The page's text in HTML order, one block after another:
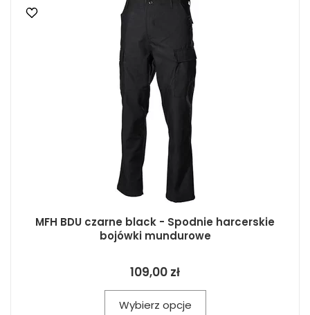
MFH BDU czarne black - Spodnie harcerskie
bojówki mundurowe
109,00 zł
Wybierz opcje